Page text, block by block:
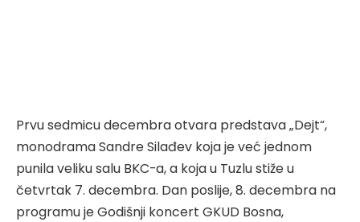
Prvu sedmicu decembra otvara predstava „Dejt“,
monodrama Sandre Silađev koja je već jednom
punila veliku salu BKC-a, a koja u Tuzlu stiže u
četvrtak 7. decembra. Dan poslije, 8. decembra na
programu je Godišnji koncert GKUD Bosna,